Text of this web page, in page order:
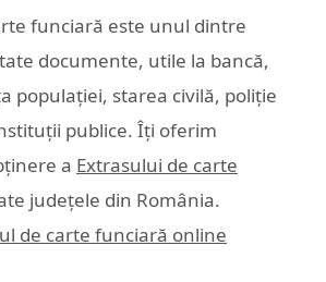
funciară este unul dintre
documente, utile la bancă,
populației, starea civilă, poliție
publice. Îți oferim
a Extrasului de carte
județele din România.
de carte funciară online